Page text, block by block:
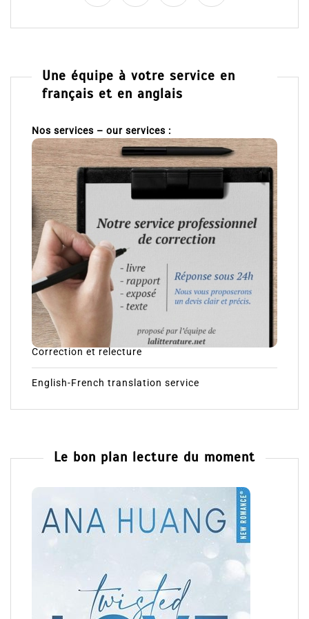
Une équipe à votre service en
français et en anglais
Nos services – our services :
Correction et relecture
English-French translation service
Le bon plan lecture du moment